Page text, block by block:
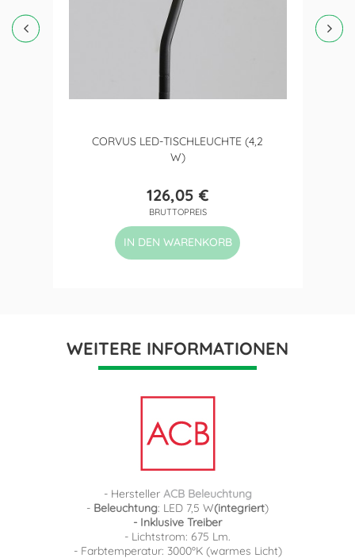
CORVUS LED-TISCHLEUCHTE (4,2
W)
Preis
126,05 €
BRUTTOPREIS
IN DEN WARENKORB
WEITERE INFORMATIONEN
- Hersteller ACB Beleuchtung
- Beleuchtung: LED 7,5 W(integriert)
- Inklusive Treiber
- Lichtstrom: 675 Lm.
- Farbtemperatur: 3000ºK (warmes Licht)